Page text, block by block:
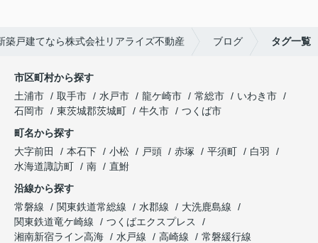
築戸建てなら株式会社リアライズ不動産 ブログ タグ一覧
市区町村から探す
土浦市
取手市 水戸市 龍ケ崎市 常総市
いわき市
石岡市
東茨城郡茨城町 牛久市
つくば市
町名から探す
大字前田
本石下 小松 戸頭 赤塚 平須町
白羽
水海道諏訪町
南
直鮒
沿線から探す
常磐線
関東鉄道常総線 水郡線
大洗鹿島線
関東鉄道竜ケ崎線
つくばエクスプレス
湘南新宿ライン高海
水戸線 高崎線
常磐緩行線